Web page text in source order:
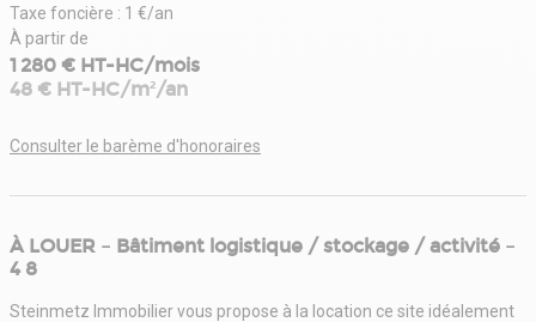
Taxe foncière : 1 €/an
À partir de
1 280 € HT-HC/mois
48 € HT-HC/m²/an
Consulter le barème d'honoraires
À LOUER – Bâtiment logistique / stockage / activité –
4 8
Steinmetz Immobilier vous propose à la location ce site idéalement